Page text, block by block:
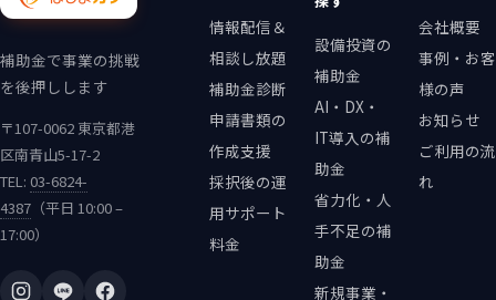
補助金で事業の挑戦
を後押しします
〒107-0062 東京都港
区南青山5-17-2
TEL: 03-6824-
4387 （平日 10:00 –
17:00）
情報配信＆
相談し放題
補助金診断
申請書類の
作成支援
採択後の運
用サポート
料金
設備投資の
補助金
AI・DX・
IT導入の補
助金
省力化・人
手不足の補
助金
新規事業・
会社概要
事例・お客
様の声
お知らせ
ご利用の流
れ